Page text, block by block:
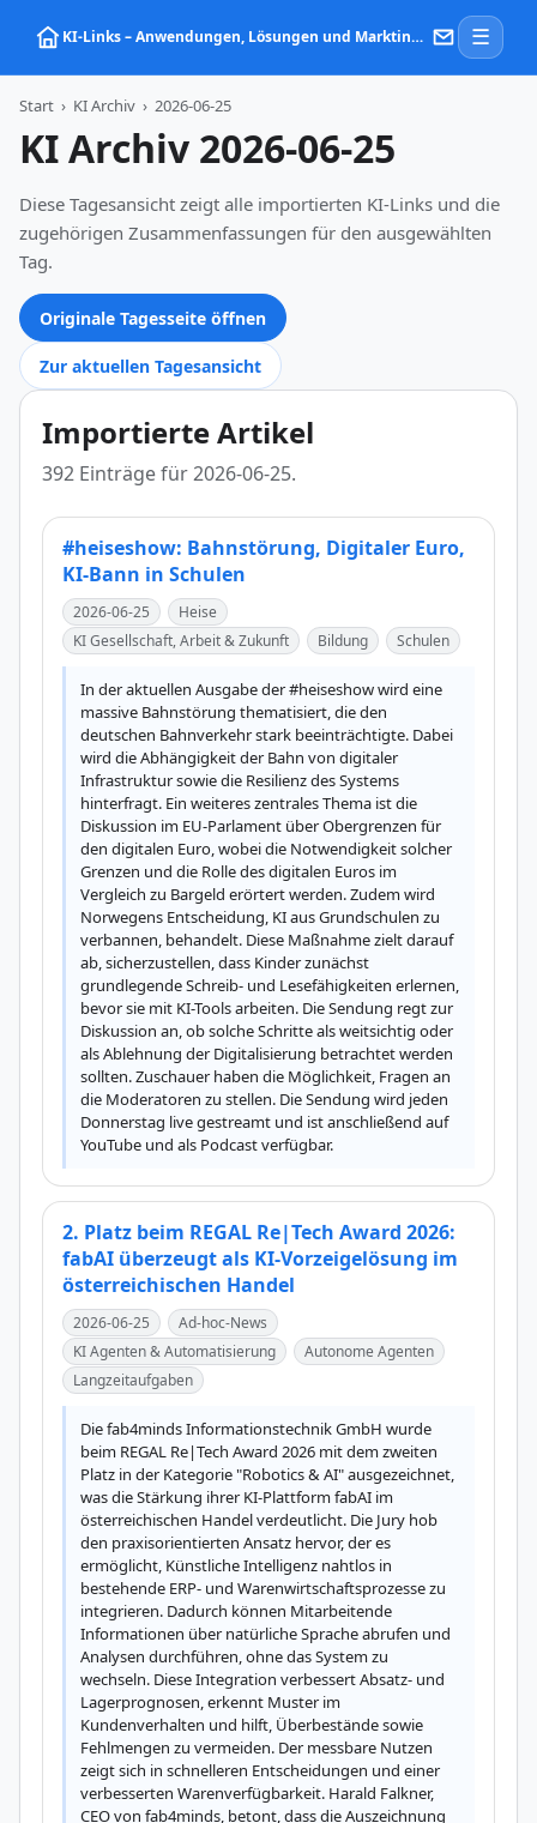
KI‑Links – Anwendungen, Lösungen und Marktinformationen zu Künstlicher Intelligenz ☰
Start › KI Archiv › 2026-06-25
KI Archiv 2026-06-25
Diese Tagesansicht zeigt alle importierten KI-Links und die
zugehörigen Zusammenfassungen für den ausgewählten
Tag.
Originale Tagesseite öffnen
Zur aktuellen Tagesansicht
Importierte Artikel
392 Einträge für 2026-06-25.
#heiseshow: Bahnstörung, Digitaler Euro,
KI-Bann in Schulen
2026-06-25
Heise
KI Gesellschaft, Arbeit & Zukunft
Bildung Schulen
In der aktuellen Ausgabe der #heiseshow wird eine
massive Bahnstörung thematisiert, die den
deutschen Bahnverkehr stark beeinträchtigte. Dabei
wird die Abhängigkeit der Bahn von digitaler
Infrastruktur sowie die Resilienz des Systems
hinterfragt. Ein weiteres zentrales Thema ist die
Diskussion im EU-Parlament über Obergrenzen für
den digitalen Euro, wobei die Notwendigkeit solcher
Grenzen und die Rolle des digitalen Euros im
Vergleich zu Bargeld erörtert werden. Zudem wird
Norwegens Entscheidung, KI aus Grundschulen zu
verbannen, behandelt. Diese Maßnahme zielt darauf
ab, sicherzustellen, dass Kinder zunächst
grundlegende Schreib- und Lesefähigkeiten erlernen,
bevor sie mit KI-Tools arbeiten. Die Sendung regt zur
Diskussion an, ob solche Schritte als weitsichtig oder
als Ablehnung der Digitalisierung betrachtet werden
sollten. Zuschauer haben die Möglichkeit, Fragen an
die Moderatoren zu stellen. Die Sendung wird jeden
Donnerstag live gestreamt und ist anschließend auf
YouTube und als Podcast verfügbar.
2. Platz beim REGAL Re|Tech Award 2026:
fabAI überzeugt als KI-Vorzeigelösung im
österreichischen Handel
2026-06-25
Ad-hoc-News
KI Agenten & Automatisierung
Autonome Agenten
Langzeitaufgaben
Die fab4minds Informationstechnik GmbH wurde
beim REGAL Re|Tech Award 2026 mit dem zweiten
Platz in der Kategorie "Robotics & AI" ausgezeichnet,
was die Stärkung ihrer KI-Plattform fabAI im
österreichischen Handel verdeutlicht. Die Jury hob
den praxisorientierten Ansatz hervor, der es
ermöglicht, Künstliche Intelligenz nahtlos in
bestehende ERP- und Warenwirtschaftsprozesse zu
integrieren. Dadurch können Mitarbeitende
Informationen über natürliche Sprache abrufen und
Analysen durchführen, ohne das System zu
wechseln. Diese Integration verbessert Absatz- und
Lagerprognosen, erkennt Muster im
Kundenverhalten und hilft, Überbestände sowie
Fehlmengen zu vermeiden. Der messbare Nutzen
zeigt sich in schnelleren Entscheidungen und einer
verbesserten Warenverfügbarkeit. Harald Falkner,
CEO von fab4minds, betont, dass die Auszeichnung